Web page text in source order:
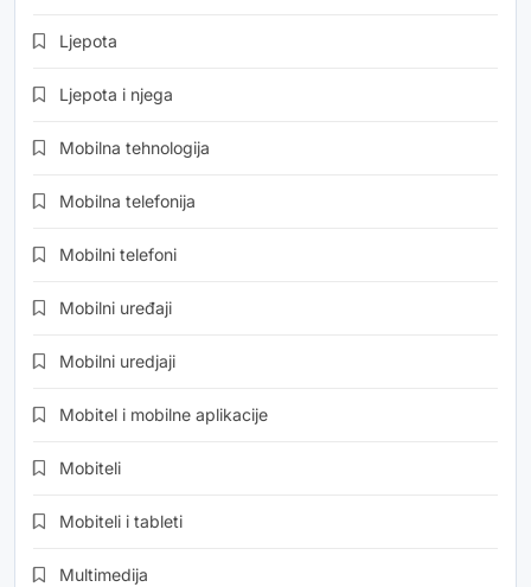
Ljepota
Ljepota i njega
Mobilna tehnologija
Mobilna telefonija
Mobilni telefoni
Mobilni uređaji
Mobilni uredjaji
Mobitel i mobilne aplikacije
Mobiteli
Mobiteli i tableti
Multimedija